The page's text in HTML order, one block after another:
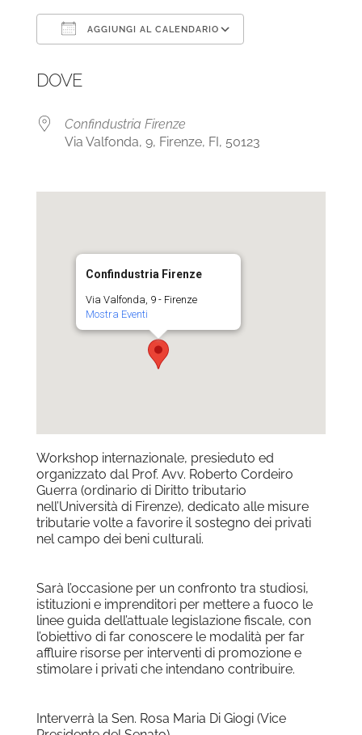
AGGIUNGI AL CALENDARIO
DOVE
Confindustria Firenze
Via Valfonda, 9, Firenze, FI, 50123
Confindustria Firenze
Via Valfonda, 9 - Firenze
Mostra Eventi
Workshop internazionale, presieduto ed
organizzato dal Prof. Avv. Roberto Cordeiro
Guerra (ordinario di Diritto tributario
nell’Università di Firenze), dedicato alle misure
tributarie volte a favorire il sostegno dei privati
nel campo dei beni culturali.
Sarà l’occasione per un confronto tra studiosi,
istituzioni e imprenditori per mettere a fuoco le
linee guida dell’attuale legislazione fiscale, con
l’obiettivo di far conoscere le modalità per far
affluire risorse per interventi di promozione e
stimolare i privati che intendano contribuire.
Interverrà la Sen. Rosa Maria Di Giogi (Vice